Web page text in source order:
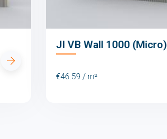
JI VB Wall 1000 (Micro)
€46.59 / m²